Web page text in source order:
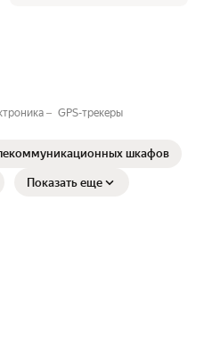
GPS-трекеры
шкафов
Показать еще